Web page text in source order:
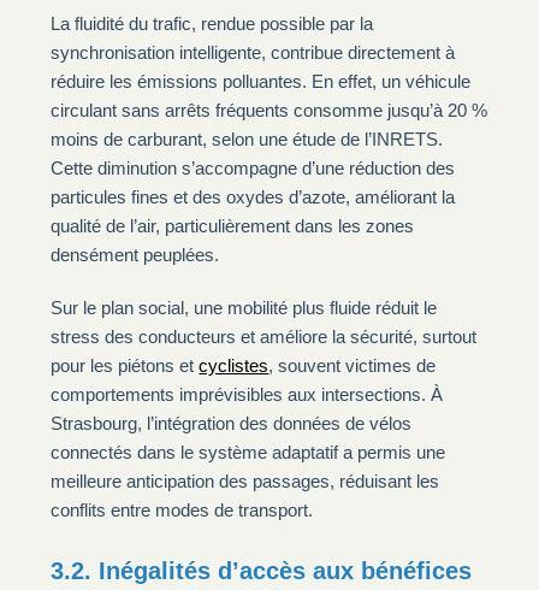
La fluidité du trafic, rendue possible par la
synchronisation intelligente, contribue directement à
réduire les émissions polluantes. En effet, un véhicule
circulant sans arrêts fréquents consomme jusqu’à 20 %
moins de carburant, selon une étude de l’INRETS.
Cette diminution s’accompagne d’une réduction des
particules fines et des oxydes d’azote, améliorant la
qualité de l’air, particulièrement dans les zones
densément peuplées.
Sur le plan social, une mobilité plus fluide réduit le
stress des conducteurs et améliore la sécurité, surtout
pour les piétons etcyclistes, souvent victimes de
comportements imprévisibles aux intersections. À
Strasbourg, l’intégration des données de vélos
connectés dans le système adaptatif a permis une
meilleure anticipation des passages, réduisant les
conflits entre modes de transport.
3.2. Inégalités d’accès aux bénéfices